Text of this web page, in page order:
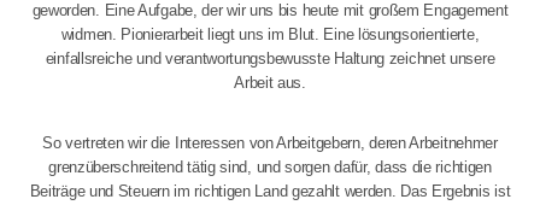
geworden. Eine Aufgabe, der wir uns bis heute mit großem Engagement
widmen. Pionierarbeit liegt uns im Blut. Eine lösungsorientierte,
einfallsreiche und verantwortungsbewusste Haltung zeichnet unsere
Arbeit aus.
So vertreten wir die Interessen von Arbeitgebern, deren Arbeitnehmer
grenzüberschreitend tätig sind, und sorgen dafür, dass die richtigen
Beiträge und Steuern im richtigen Land gezahlt werden. Das Ergebnis ist